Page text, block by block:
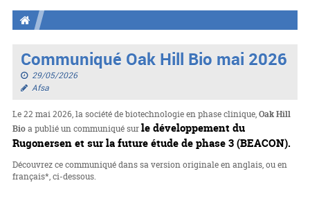
Communiqué Oak Hill Bio mai 2026
29/05/2026
Afsa
Le 22 mai 2026, la société de biotechnologie en phase clinique,Oak Hill
Bioa publié un communiqué surle développement du
Rugonersen et sur la future étude de phase 3 (BEACON).
Découvrez ce communiqué dans sa version originale en anglais, ou en
français*, ci-dessous.